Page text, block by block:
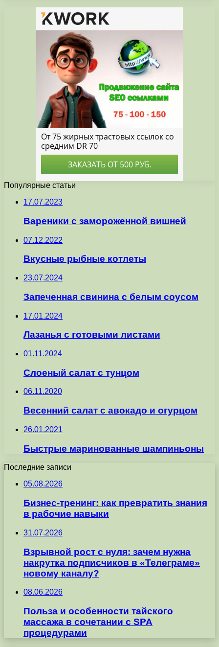
Популярные статьи
17.07.2023
Вареники с замороженной вишней
07.12.2022
Вкусные рыбные котлеты
23.07.2024
Запеченная свинина с белым соусом
17.01.2024
Лазанья с готовыми листами
01.11.2024
Слоеный салат с тунцом
06.11.2020
Весенний салат с авокадо и огурцом
26.01.2021
Быстрые маринованные шампиньоны
Последние записи
05.08.2026
Бизнес-тренинг: как превратить знания
в рабочие навыки
31.07.2026
Взрывной рост с нуля: зачем нужна
накрутка подписчиков в «Телеграме»
новому каналу?
08.06.2026
Польза и особенности тайского
массажа в сочетании с SPA
процедурами